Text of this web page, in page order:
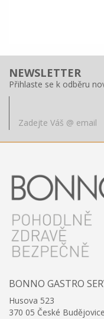
NEWSLETTER
Přihlaste se k odběru
BONNO GASTRO
Husova 523
370 05 České Budějovice